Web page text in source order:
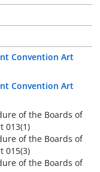
Convention Art
Convention Art
of the Boards of
013(1)
of the Boards of
015(3)
of the Boards of